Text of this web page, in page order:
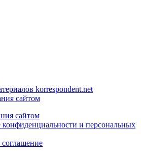
korrespondent.net
сайтом
сайтом
и персональных
соглашение